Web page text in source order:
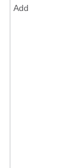
Add